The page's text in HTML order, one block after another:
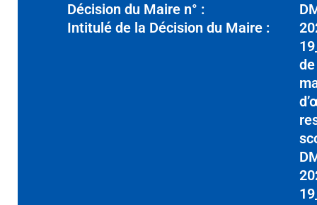
Décision du Maire n° :
Intitulé de la Décision du Maire :
de